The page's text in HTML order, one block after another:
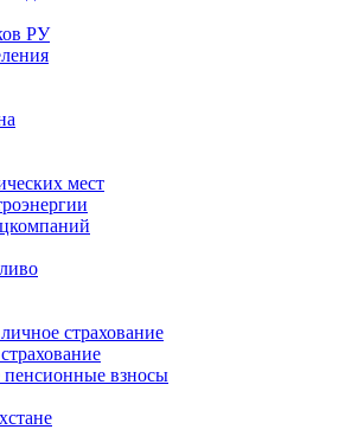
РУ
мест
страхование
взносы